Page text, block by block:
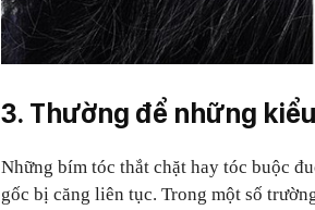
3. Thường để những
Những bím tóc thắt chặt hay tóc buộc
gốc bị căng liên tục. Trong một số